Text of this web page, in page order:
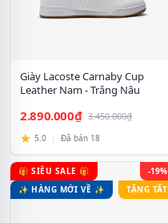
Giày Lacoste Carnaby Cup
Leather Nam - Trắng Nâu
2.890.000₫ 3.450.000₫
5.0 | Đã bán 18
🎁 SIÊU SALE 🎁
✨ HÀNG MỚI VỀ ✨
-19%
TẶNG TẤT